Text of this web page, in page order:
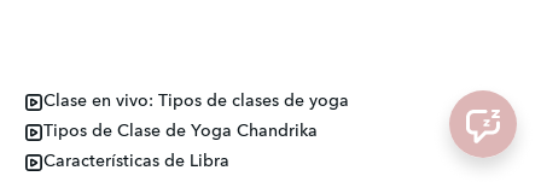
Clase en vivo: Tipos de clases de yoga
Tipos de Clase de Yoga Chandrika
Características de Libra